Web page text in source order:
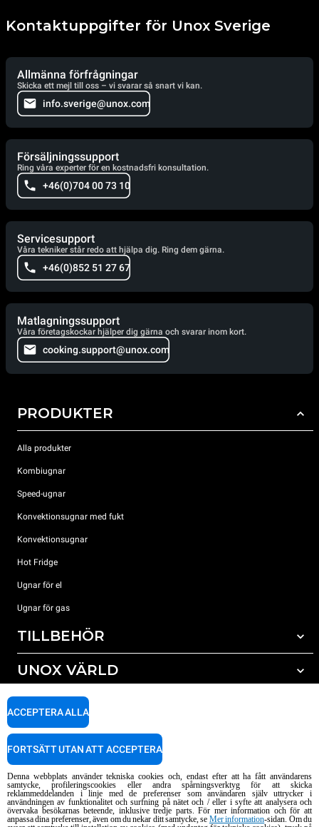
Kontaktuppgifter för Unox Sverige
Allmänna förfrågningar
Skicka ett mejl till oss – vi svarar så snart vi kan.
info.sverige@unox.com
Försäljningssupport
Ring våra experter för en kostnadsfri konsultation.
+46(0)704 00 73 10
Servicesupport
Våra tekniker står redo att hjälpa dig. Ring dem gärna.
+46(0)852 51 27 67
Matlagningssupport
Våra företagskockar hjälper dig gärna och svarar inom kort.
cooking.support@unox.com
PRODUKTER
Alla produkter
Kombiugnar
Speed-ugnar
Konvektionsugnar med fukt
Konvektionsugnar
Hot Fridge
Ugnar för el
Ugnar för gas
TILLBEHÖR
Alla tillbehör
Rengöringsmedel för mauell rengöring
Vattenbehandling med omvänd osmosisk
UNOX VÄRLD
Våra kontor runt om i världen
SUPPORT
HITTA SERVICECENTER
Copyright 2026 UNOX S.p.A. Alla rättigheter förbehållna. Reg. Imp. Padova n
AI Content Disclaimer Privacy policy Cookie policy
Denna webbplats använder tekniska cookies och, endast efter att ha fått användarens
samtycke, profileringscookies eller andra spårningsverktyg för att skicka
reklammeddelanden i linje med de preferenser som användaren själv uttrycker i
användningen av funktionalitet och surfning på nätet och / eller i syfte att analysera och
övervaka besökarnas beteende, inklusive tredje parts. För mer information och för att
anpassa dina preferenser, även om du nekar ditt samtycke, se Mer information-sidan. Om du
ACCEPTERA ALLA
FORTSÄTT UTAN ATT ACCEPTERA